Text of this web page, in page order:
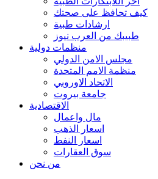
كيف تحافظ على صحتك
ارشادات طبية
طبيبك من العرب نيوز
منظمات دولية
مجلس الامن الدولي
منظمة الامم المتحدة
الاتحاد الاوروبي
جامعة بيروت
الاقتصادية
مال واعمال
اسعار الذهب
اسعار النفط
سوق العقارات
من نحن